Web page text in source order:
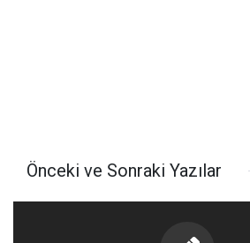
Önceki ve Sonraki Yazılar